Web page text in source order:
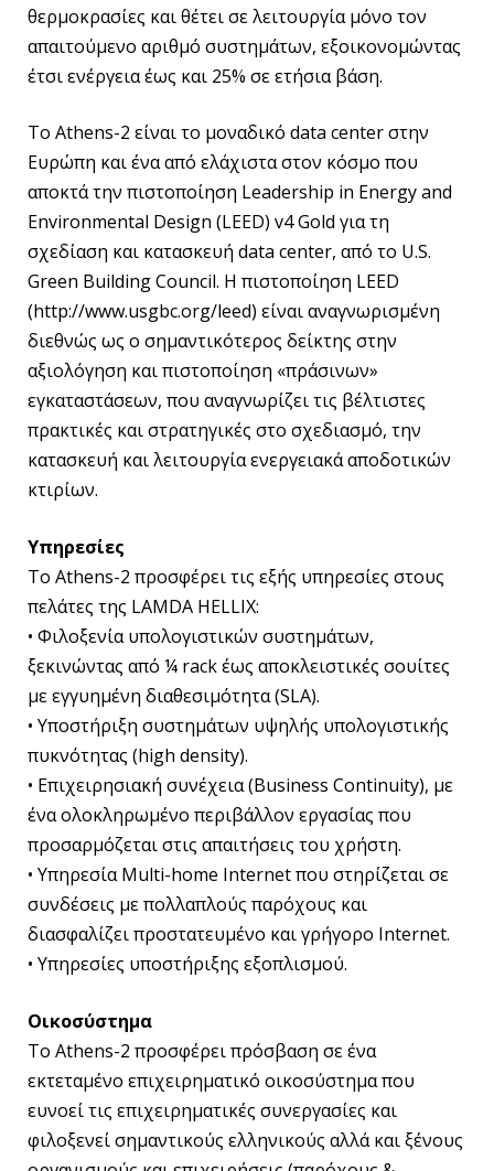
θερμοκρασίες και θέτει σε λειτουργία μόνο τον
απαιτούμενο αριθμό συστημάτων, εξοικονομώντας
έτσι ενέργεια έως και 25% σε ετήσια βάση.
To Athens-2 είναι το μοναδικό data center στην
Ευρώπη και ένα από ελάχιστα στον κόσμο που
αποκτά την πιστοποίηση Leadership in Energy and
Environmental Design (LEED) v4 Gold για τη
σχεδίαση και κατασκευή data center, από το U.S.
Green Building Council. Η πιστοποίηση LEED
(http://www.usgbc.org/leed) είναι αναγνωρισμένη
διεθνώς ως ο σημαντικότερος δείκτης στην
αξιολόγηση και πιστοποίηση «πράσινων»
εγκαταστάσεων, που αναγνωρίζει τις βέλτιστες
πρακτικές και στρατηγικές στο σχεδιασμό, την
κατασκευή και λειτουργία ενεργειακά αποδοτικών
κτιρίων.
Υπηρεσίες
Το Athens-2 προσφέρει τις εξής υπηρεσίες στους
πελάτες της LAMDA HELLIX:
• Φιλοξενία υπολογιστικών συστημάτων,
ξεκινώντας από ¼ rack έως αποκλειστικές σουίτες
με εγγυημένη διαθεσιμότητα (SLA).
• Υποστήριξη συστημάτων υψηλής υπολογιστικής
πυκνότητας (high density).
• Επιχειρησιακή συνέχεια (Business Continuity), με
ένα ολοκληρωμένο περιβάλλον εργασίας που
προσαρμόζεται στις απαιτήσεις του χρήστη.
• Υπηρεσία Multi-home Internet που στηρίζεται σε
συνδέσεις με πολλαπλούς παρόχους και
διασφαλίζει προστατευμένο και γρήγορο Ιnternet.
• Yπηρεσίες υποστήριξης εξοπλισμού.
Οικοσύστημα
To Athens-2 προσφέρει πρόσβαση σε ένα
εκτεταμένο επιχειρηματικό οικοσύστημα που
ευνοεί τις επιχειρηματικές συνεργασίες και
φιλοξενεί σημαντικούς ελληνικούς αλλά και ξένους